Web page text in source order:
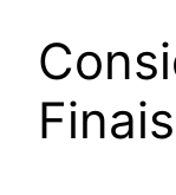
Finais